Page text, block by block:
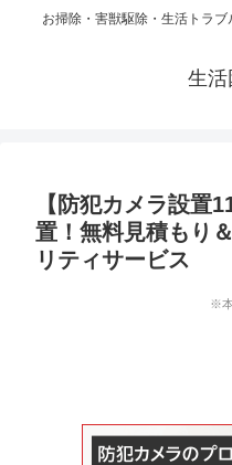
お掃除・害獣駆除・生活トラ
生活
【防犯カメラ設置
置！無料見積もり
リティサービス
※